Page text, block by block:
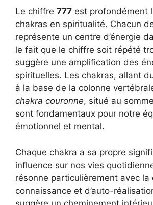
Le chiffre 777 est profondément
chakras en spiritualité. Chacun
représente un centre d’énergie
le fait que le chiffre soit répété
suggère une amplification des
spirituelles. Les chakras, allant
à la base de la colonne
chakra couronne, situé au
sont fondamentaux pour notre
émotionnel et mental.
Chaque chakra a sa propre
influence sur nos vies
résonne particulièrement avec la
connaissance et d’auto-